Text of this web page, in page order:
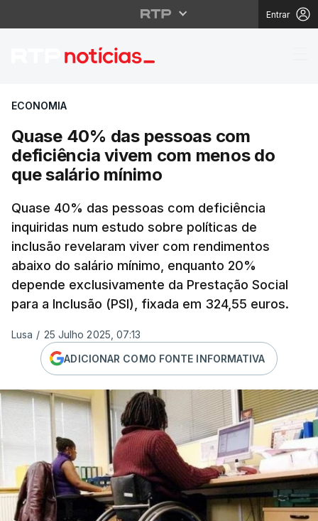
Entrar
Quase 40% das
ECONOMIA
Quase 40% das pessoas com
deficiência vivem com menos do
que salário mínimo
Quase 40% das pessoas com deficiência
inquiridas num estudo sobre políticas de
inclusão revelaram viver com rendimentos
abaixo do salário mínimo, enquanto 20%
depende exclusivamente da Prestação Social
para a Inclusão (PSI), fixada em 324,55 euros.
Lusa / 25 Julho 2025, 07:13
ADICIONAR COMO FONTE INFORMATIVA